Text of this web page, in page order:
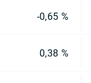
-0,65 %
0,38 %